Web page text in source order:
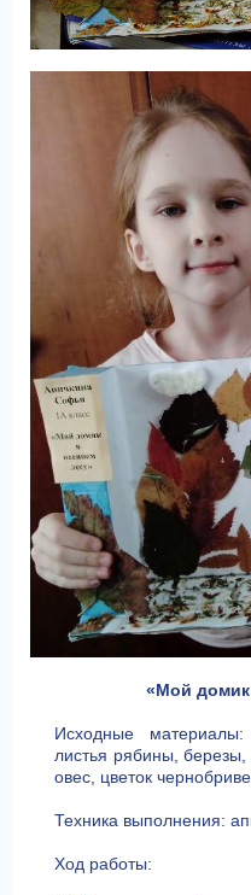
«Мой домик
Исходные
листья рябины,
овес, цветок
Техника выполнения:
Ход работы: